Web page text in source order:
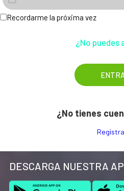
Recordarme la próxima vez
¿No puedes
¿No tienes
DESCARGA NUESTRA